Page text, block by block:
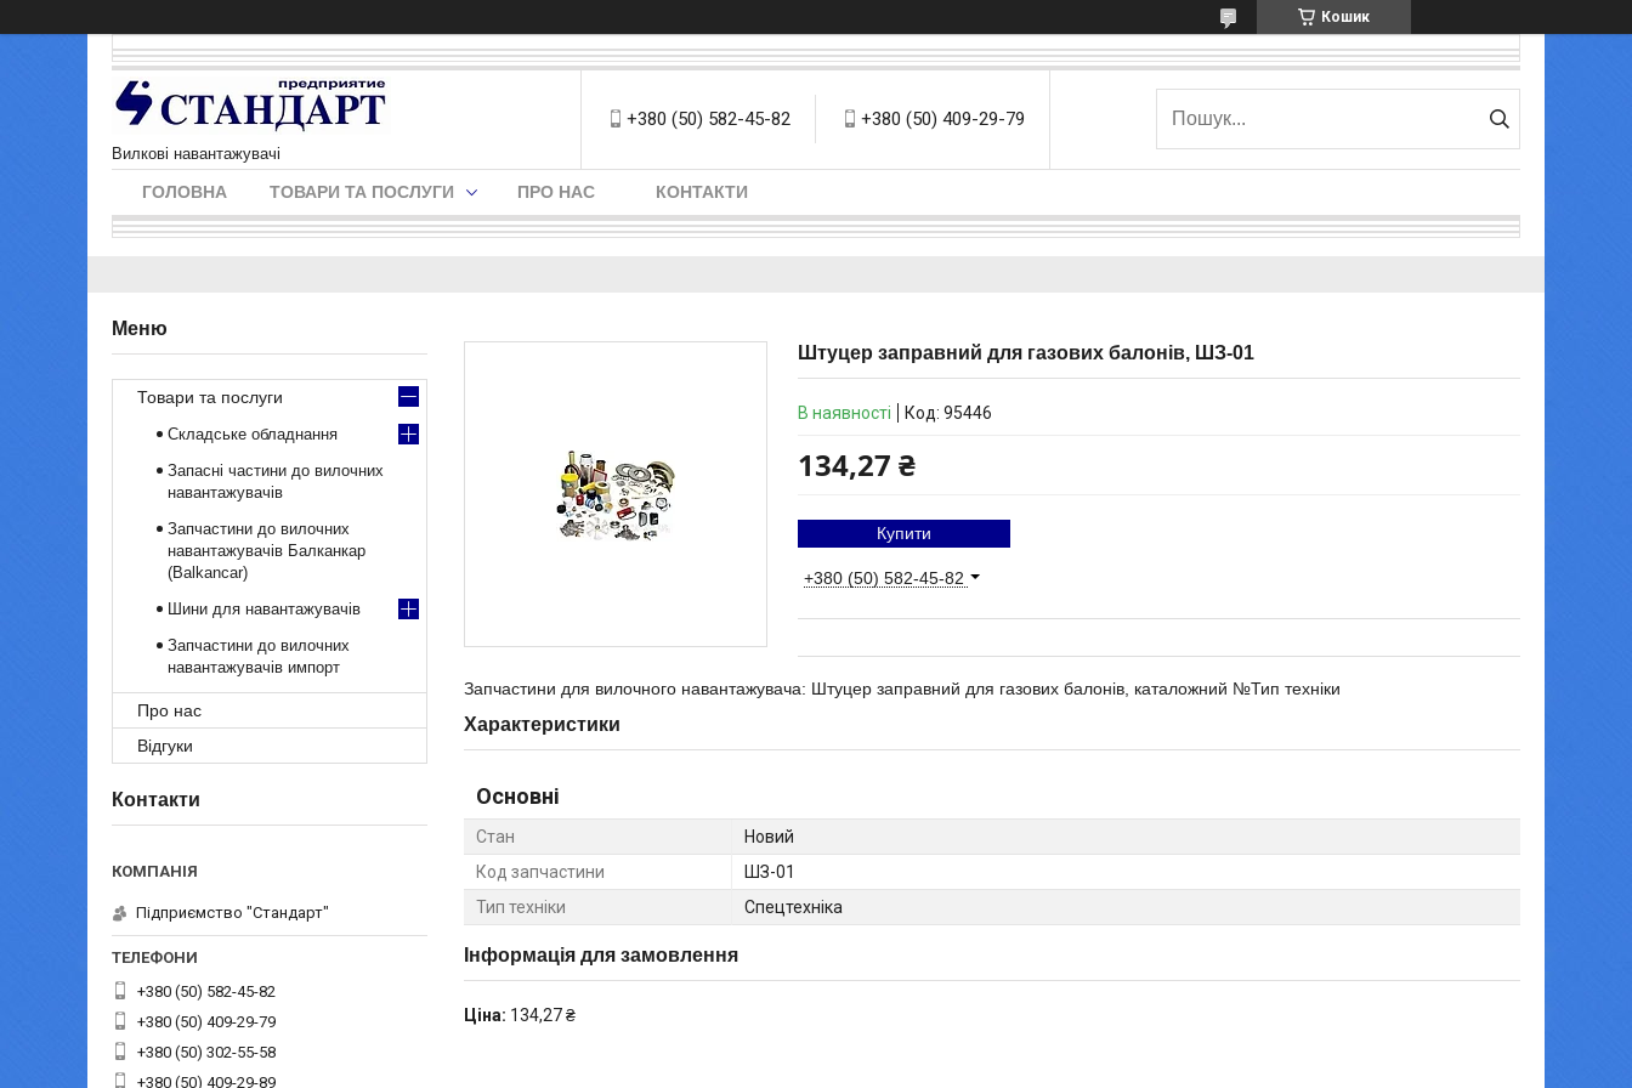
Кошик
Вилкові навантажувачі
+380 (50) 582-45-82 +380 (50) 409-29-79
ГОЛОВНА ТОВАРИ ТА ПОСЛУГИ ПРО НАС КОНТАКТИ
Штуцер заправний для газових балонів, ШЗ-01
В наявності Код: 95446
134,27 ₴
Купити
+380 (50) 582-45-82
Запчастини для вилочного навантажувача: Штуцер заправний для газових балонів, каталожний №Тип техніки
Характеристики
Основні
Стан
Новий
Код запчастини
ШЗ-01
Тип техніки
Спецтехніка
Інформація для замовлення
Ціна: 134,27 ₴
Товари та послуги
Складське обладнання
Запасні частини до вилочних
навантажувачів
Запчастини до вилочних
навантажувачів Балканкар
(Balkancar)
Шини для навантажувачів
Запчастини до вилочних
навантажувачів импорт
Про нас
Відгуки
Контакти
Підприємство "Стандарт"
+380 (50) 582-45-82
+380 (50) 409-29-79
+380 (50) 302-55-58
+380 (50) 409-29-89